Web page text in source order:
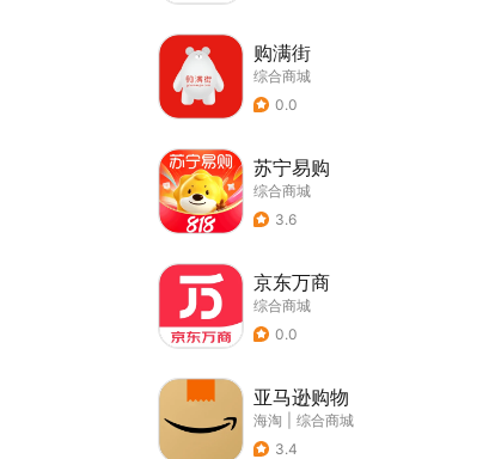
购满街
综合商城
0.0
苏宁易购
综合商城
3.6
京东万商
综合商城
0.0
亚马逊购物
海淘
综合商城
3.4